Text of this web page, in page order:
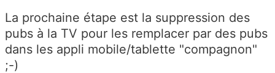
La prochaine étape est la suppression des
pubs à la TV pour les remplacer par des pubs
dans les appli mobile/tablette "compagnon"
;-)